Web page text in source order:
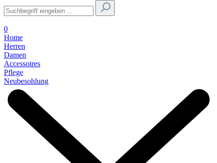
0
Home
Herren
Damen
Accessoires
Pflege
Neubesohlung